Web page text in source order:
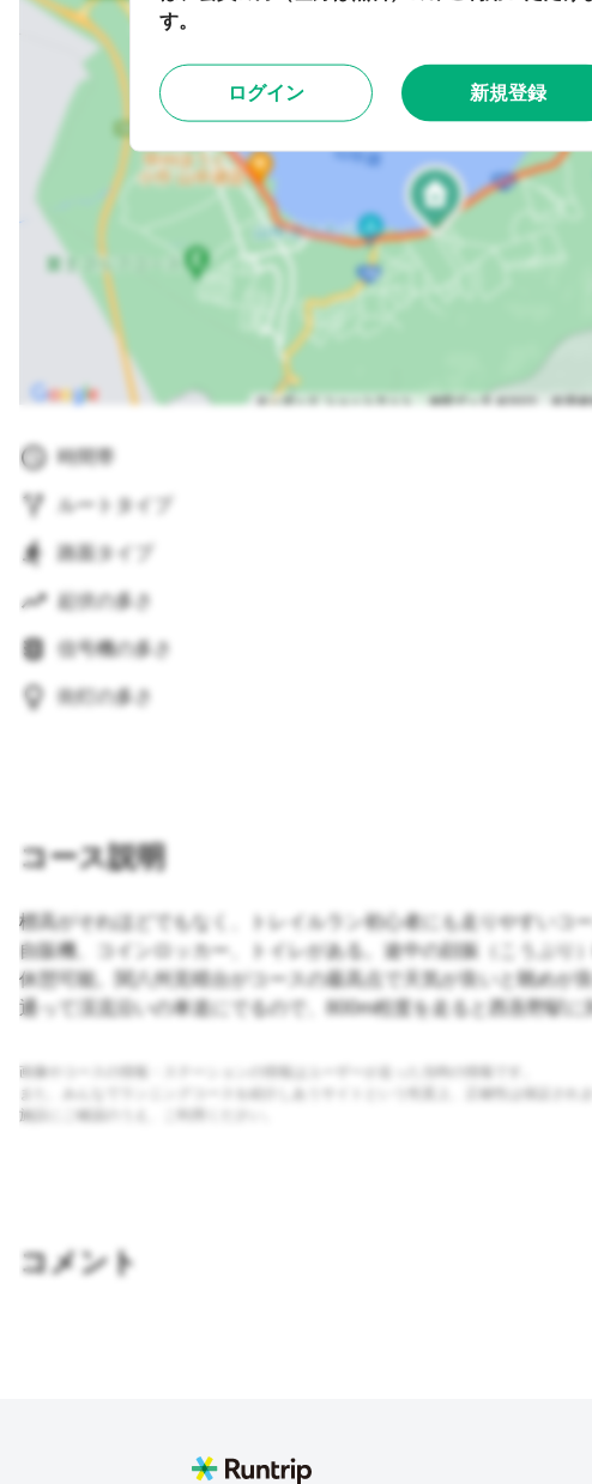
時間帯
ルートタイプ
路面タイプ
起伏の多さ
信号機の多さ
街灯の多さ
コース説明
標高がそれほどでもなく、トレイルラン初心者にも走りやすいコ
自販機、コインロッカー、トイレがある。途中の顔振（こうぶり
休憩可能。関八州見晴台がコースの最高点で天気が良いと眺めが
通って渓流沿いの車道にでるので、800m程度を走ると西吾野駅に
画像やコースの情報・ステーションの情報はユーザーが走った当時の情報です。
また、みんなでランニングコースを紹介しあうサイトという性質上、正確性は保証され
施設にご確認のうえ、ご利用ください。
コメント
す。
ログイン 新規登録